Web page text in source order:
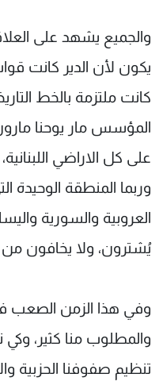
والجميع يشهد على
يكون لأن الدير كانت
كانت ملتزمة بالخط
المؤسس مار يوحنا
على كل الاراضي
وربما المنطقة الوحيدة
العروبية والسورية
يُشترون، ولا يخافون
وفي هذا الزمن الصعب
والمطلوب منا كثير،
تنظيم صفوفنا الحزبية